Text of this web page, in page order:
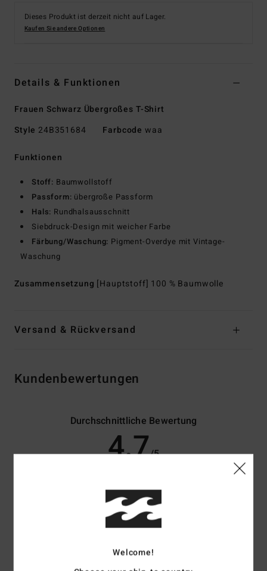
Dieses Produkt ist derzeit nicht auf Lager.
Kaufen Sie andere Optionen
Details & Funktionen
Frauen Schwarz Übergroßes T-Shirt
Style 24B351684 Farbcode waa
Funktionen
Stoff: Baumwollstoff
Passform: übergroße Passform
Hals: Rundhalsausschnitt
Siebdruck-Design mit weicher Farbe
Färbung/Waschung: Pigment-Overdye mit Vintage-
Waschung
Zusammensetzung [Hauptstoff] 100 % Baumwolle
Versand & Rückversand
Kundenbewertungen
Durchschnittliche Bewertung
4.7/5
3 verifizierten Bewertungen
67% unserer Kunden empfehlen dieses Produkt
Welcome!